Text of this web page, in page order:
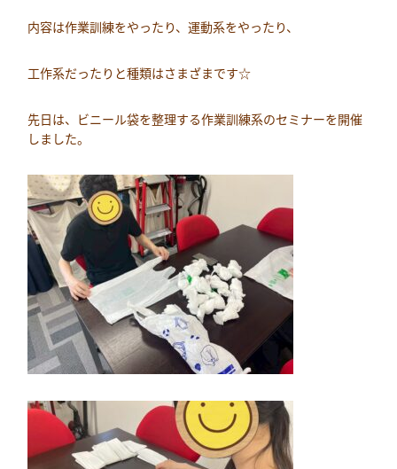
内容は作業訓練をやったり、運動系をやったり、
工作系だったりと種類はさまざまです☆
先日は、ビニール袋を整理する作業訓練系のセミナーを開催
しました。